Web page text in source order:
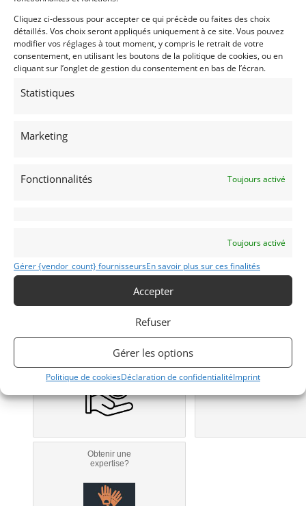
Cliquez ci-dessous pour accepter ce qui précède ou faites des choix
détaillés. Vos choix seront appliqués uniquement à ce site. Vous pouvez
modifier vos réglages à tout moment, y compris le retrait de votre
consentement, en utilisant les boutons de la politique de cookies, ou en
cliquant sur l’onglet de gestion du consentement en bas de l’écran.
Statistiques
Marketing
Fonctionnalités Toujours activé
Toujours activé
Gérer {vendor_count} fournisseursEn savoir plus sur ces finalités
Accepter
Refuser
Gérer les options
Politique de cookiesDéclaration de confidentialitéImprint
Publié: 25 décembre 2021 (il y a 5 ans)
AUTO
Voitures de collection
Italiennes
1982
Modifier mon annonce
Bientôt disponible...
d’assurance?
Obtenir une
expertise?